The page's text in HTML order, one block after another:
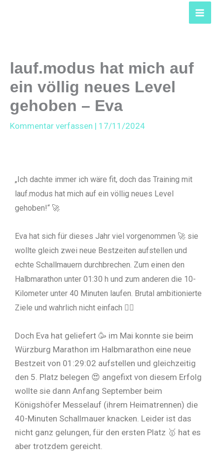
lauf.modus hat mich auf
ein völlig neues Level
gehoben – Eva
Kommentar verfassen | 17/11/2024
„Ich dachte immer ich wäre fit, doch das Training mit
lauf.modus hat mich auf ein völlig neues Level
gehoben!“ 🚀
Eva hat sich für dieses Jahr viel vorgenommen 🚀 sie
wollte gleich zwei neue Bestzeiten aufstellen und
echte Schallmauern durchbrechen. Zum einen den
Halbmarathon unter 01:30 h und zum anderen die 10-
Kilometer unter 40 Minuten laufen. Brutal ambitionierte
Ziele und wahrlich nicht einfach 👆🏻
Doch Eva hat geliefert 🥳 im Mai konnte sie beim
Würzburg Marathon im Halbmarathon eine neue
Bestzeit von 01:29:02 aufstellen und gleichzeitig
den 5. Platz belegen 😍 angefixt von diesem Erfolg
wollte sie dann Anfang September beim
Königshöfer Messelauf (ihrem Heimatrennen) die
40-Minuten Schallmauer knacken. Leider ist das
nicht ganz gelungen, für den ersten Platz 🥇 hat es
aber trotzdem gereicht.